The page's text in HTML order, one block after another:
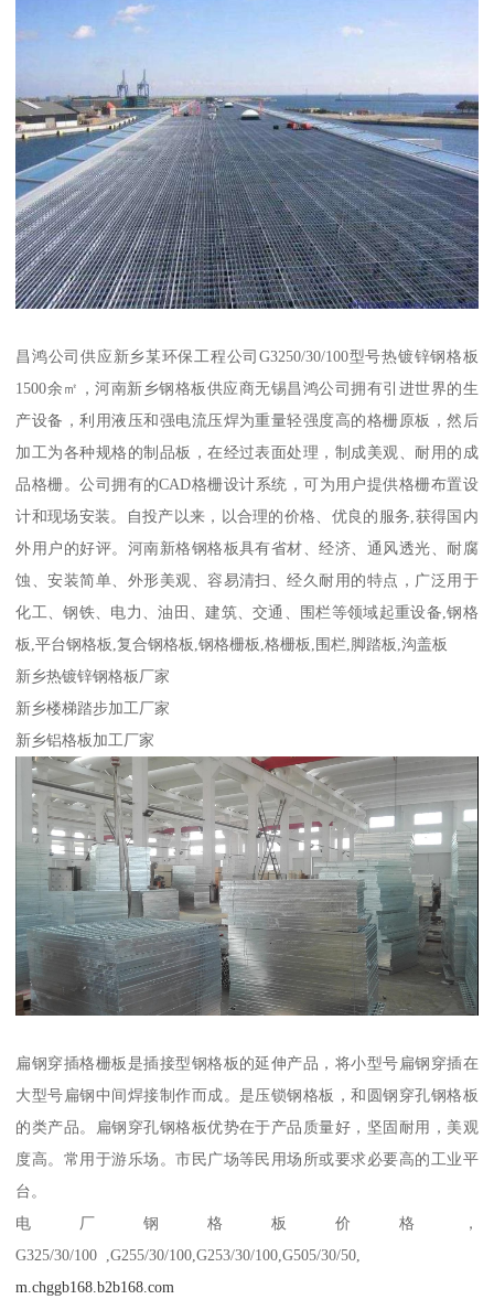
昌鸿公司供应新乡某环保工程公司G3250/30/100型号热镀锌钢格板
1500余㎡，河南新乡钢格板供应商无锡昌鸿公司拥有引进世界的生
产设备，利用液压和强电流压焊为重量轻强度高的格栅原板，然后
加工为各种规格的制品板，在经过表面处理，制成美观、耐用的成
品格栅。公司拥有的CAD格栅设计系统，可为用户提供格栅布置设
计和现场安装。自投产以来，以合理的价格、优良的服务,获得国内
外用户的好评。河南新格钢格板具有省材、经济、通风透光、耐腐
蚀、安装简单、外形美观、容易清扫、经久耐用的特点，广泛用于
化工、钢铁、电力、油田、建筑、交通、围栏等领域起重设备,钢格
板,平台钢格板,复合钢格板,钢格栅板,格栅板,围栏,脚踏板,沟盖板
新乡热镀锌钢格板厂家
新乡楼梯踏步加工厂家
新乡铝格板加工厂家
扁钢穿插格栅板是插接型钢格板的延伸产品，将小型号扁钢穿插在
大型号扁钢中间焊接制作而成。是压锁钢格板，和圆钢穿孔钢格板
的类产品。扁钢穿孔钢格板优势在于产品质量好，坚固耐用，美观
度高。常用于游乐场。市民广场等民用场所或要求必要高的工业平
台。
电厂钢格板价格，
G325/30/100 ,G255/30/100,G253/30/100,G505/30/50,
m.chggb168.b2b168.com